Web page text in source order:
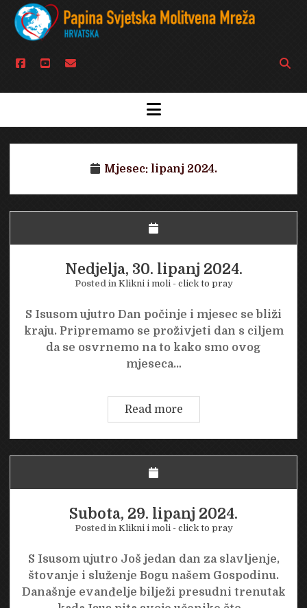
facebook
youtubeemail
Open
bar
open
menu
Mjesec: lipanj 2024.
Nedjelja, 30. lipanj 2024.
Posted in Klikni i moli - click to pray
S Isusom ujutro Dan počinje i mjesec se bliži
kraju. Pripremamo se proživjeti dan s ciljem
da se osvrnemo na to kako smo ovog
mjeseca…
Read moreNedjelja,
30.
lipanj
2024.
Subota, 29. lipanj 2024.
Posted in Klikni i moli - click to pray
S Isusom ujutro Još jedan dan za slavljenje,
štovanje i služenje Bogu našem Gospodinu.
Današnje evanđelje bilježi presudni trenutak